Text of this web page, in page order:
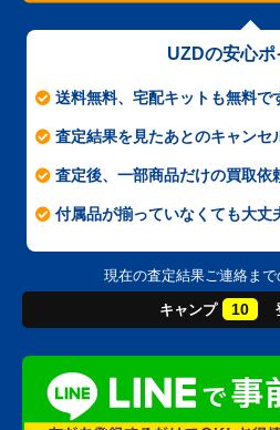
UZDの安心ポ
送料無料、宅配キットも無料で
査定結果を見たあとのキャンセ
査定後、一部商品だけの買取依
付属品が揃っていなくても大丈
現在の査定結果ご連絡まで
キャンプ 10